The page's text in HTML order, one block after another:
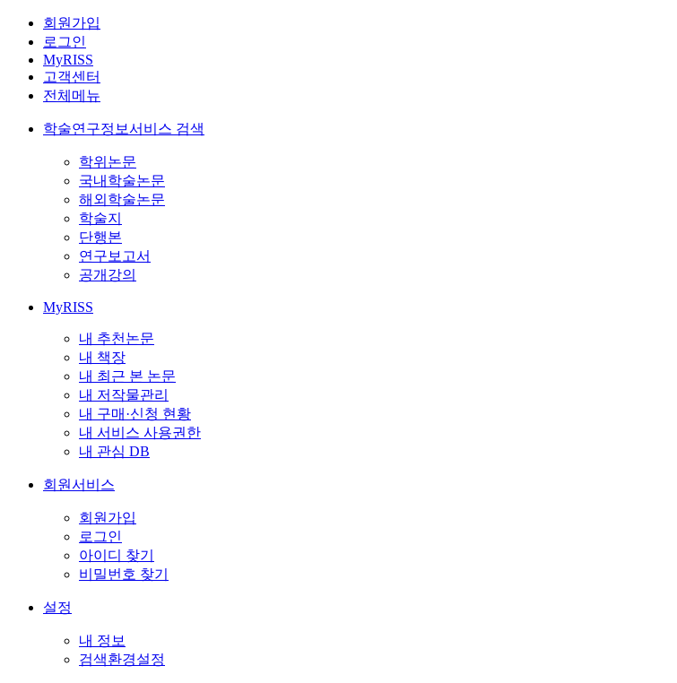
회원가입
로그인
MyRISS
고객센터
전체메뉴
학술연구정보서비스 검색
학위논문
국내학술논문
해외학술논문
학술지
단행본
연구보고서
공개강의
MyRISS
내 추천논문
내 책장
내 최근 본 논문
내 저작물관리
내 구매·신청 현황
내 서비스 사용권한
내 관심 DB
회원서비스
회원가입
로그인
아이디 찾기
비밀번호 찾기
설정
내 정보
검색환경설정